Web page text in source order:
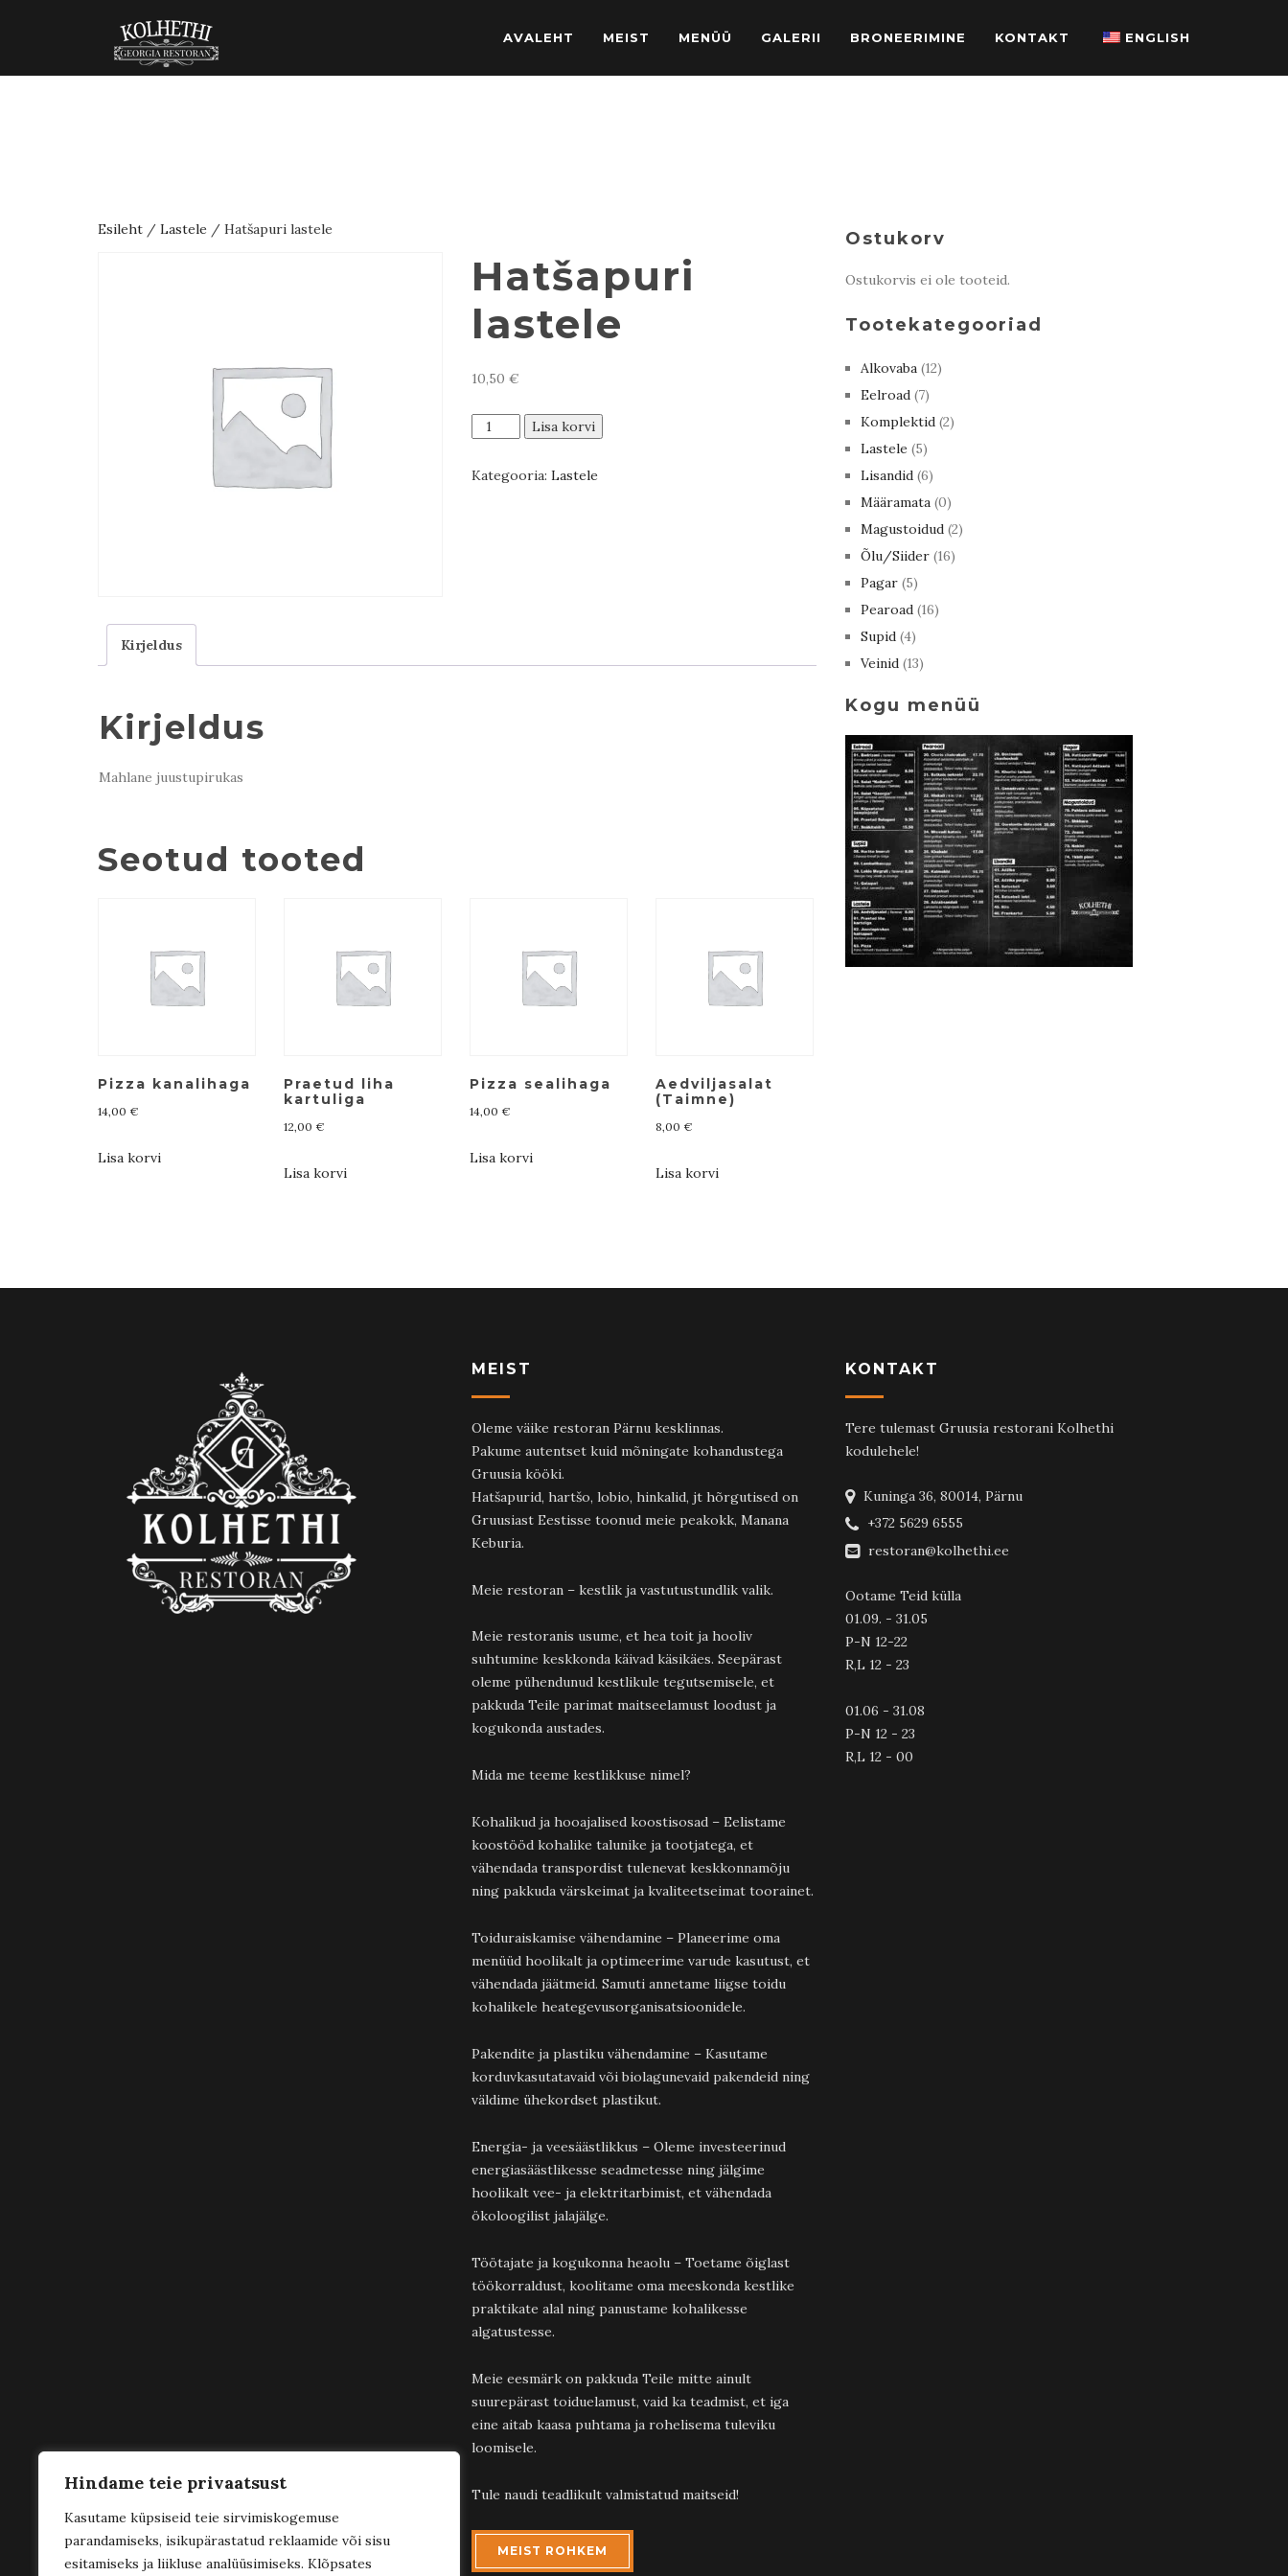
Hindame teie privaatsust
Kasutame küpsiseid teie sirvimiskogemuse
parandamiseks, isikupärastatud reklaamide või sisu
esitamiseks ja liikluse analüüsimiseks. Klõpsates
AVALEHT MEIST MENÜÜ GALERII BRONEERIMINE KONTAKT ENGLISH
Esileht / Lastele / Hatšapuri lastele
Hatšapuri
lastele
10,50 €
Hatšapuri
lastele
Lisa korvi
Kategooria: Lastele
Kirjeldus
Kirjeldus
Mahlane juustupirukas
Seotud tooted
Pizza kanalihaga
14,00 €
Lisa korvi
Praetud liha
kartuliga
12,00 €
Lisa korvi
Pizza sealihaga
14,00 €
Lisa korvi
Aedviljasalat
(Taimne)
8,00 €
Lisa korvi
Ostukorv
Ostukorvis ei ole tooteid.
Tootekategooriad
Alkovaba (12)
Eelroad (7)
Komplektid (2)
Lastele (5)
Lisandid (6)
Määramata (0)
Magustoidud (2)
Õlu/Siider (16)
Pagar (5)
Pearoad (16)
Supid (4)
Veinid (13)
Kogu menüü
MEIST
Oleme väike restoran Pärnu kesklinnas.
Pakume autentset kuid mõningate kohandustega
Gruusia kööki.
Hatšapurid, hartšo, lobio, hinkalid, jt hõrgutised on
Gruusiast Eestisse toonud meie peakokk, Manana
Keburia.
Meie restoran – kestlik ja vastutustundlik valik.
Meie restoranis usume, et hea toit ja hooliv
suhtumine keskkonda käivad käsikäes. Seepärast
oleme pühendunud kestlikule tegutsemisele, et
pakkuda Teile parimat maitseelamust loodust ja
kogukonda austades.
Mida me teeme kestlikkuse nimel?
Kohalikud ja hooajalised koostisosad – Eelistame
koostööd kohalike talunike ja tootjatega, et
vähendada transpordist tulenevat keskkonnamõju
ning pakkuda värskeimat ja kvaliteetseimat toorainet.
Toiduraiskamise vähendamine – Planeerime oma
menüüd hoolikalt ja optimeerime varude kasutust, et
vähendada jäätmeid. Samuti annetame liigse toidu
kohalikele heategevusorganisatsioonidele.
Pakendite ja plastiku vähendamine – Kasutame
korduvkasutatavaid või biolagunevaid pakendeid ning
väldime ühekordset plastikut.
Energia- ja veesäästlikkus – Oleme investeerinud
energiasäästlikesse seadmetesse ning jälgime
hoolikalt vee- ja elektritarbimist, et vähendada
ökoloogilist jalajälge.
Töötajate ja kogukonna heaolu – Toetame õiglast
töökorraldust, koolitame oma meeskonda kestlike
praktikate alal ning panustame kohalikesse
algatustesse.
Meie eesmärk on pakkuda Teile mitte ainult
suurepärast toiduelamust, vaid ka teadmist, et iga
eine aitab kaasa puhtama ja rohelisema tuleviku
loomisele.
Tule naudi teadlikult valmistatud maitseid!
MEIST ROHKEM
KONTAKT
Tere tulemast Gruusia restorani Kolhethi
kodulehele!
Kuninga 36, 80014, Pärnu
+372 5629 6555
restoran@kolhethi.ee
Ootame Teid külla
01.09. - 31.05
P-N 12-22
R,L 12 - 23
01.06 - 31.08
P-N 12 - 23
R,L 12 - 00